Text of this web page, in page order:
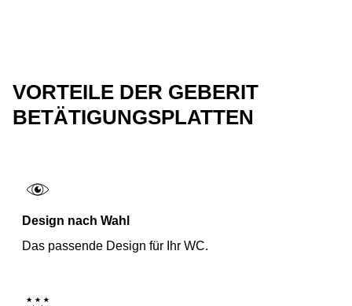
VORTEILE DER GEBERIT
BETÄTIGUNGSPLATTEN
Design nach Wahl
Das passende Design für Ihr WC.